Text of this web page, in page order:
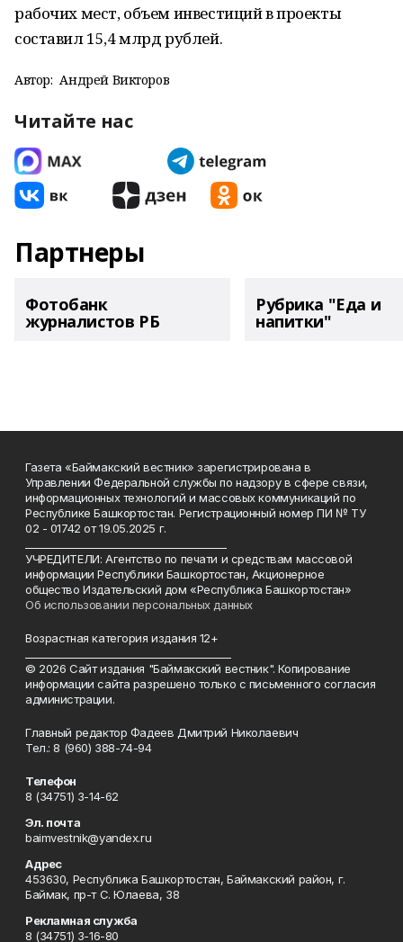
рабочих мест, объем инвестиций в проекты
составил 15,4 млрд рублей.
Автор: Андрей Викторов
Читайте нас
Партнеры
Фотобанк
журналистов РБ
Рубрика "Еда и
напитки"
Газета «Баймакский вестник» зарегистрирована в
Управлении Федеральной службы по надзору в сфере связи,
информационных технологий и массовых коммуникаций по
Республике Башкортостан. Регистрационный номер ПИ № ТУ
02 - 01742 от 19.05.2025 г.
УЧРЕДИТЕЛИ: Агентство по печати и средствам массовой
информации Республики Башкортостан, Акционерное
общество Издательский дом «Республика Башкортостан»
Об использовании персональных данных
Возрастная категория издания 12+
© 2026 Сайт издания "Баймакский вестник". Копирование
информации сайта разрешено только с письменного согласия
администрации.
Главный редактор Фадеев Дмитрий Николаевич
Тел.: 8 (960) 388-74-94
Телефон
8 (34751) 3-14-62
Эл. почта
baimvestnik@yandex.ru
Адрес
453630, Республика Башкортостан, Баймакский район, г.
Баймак, пр-т С. Юлаева, 38
Рекламная служба
8 (34751) 3-16-80